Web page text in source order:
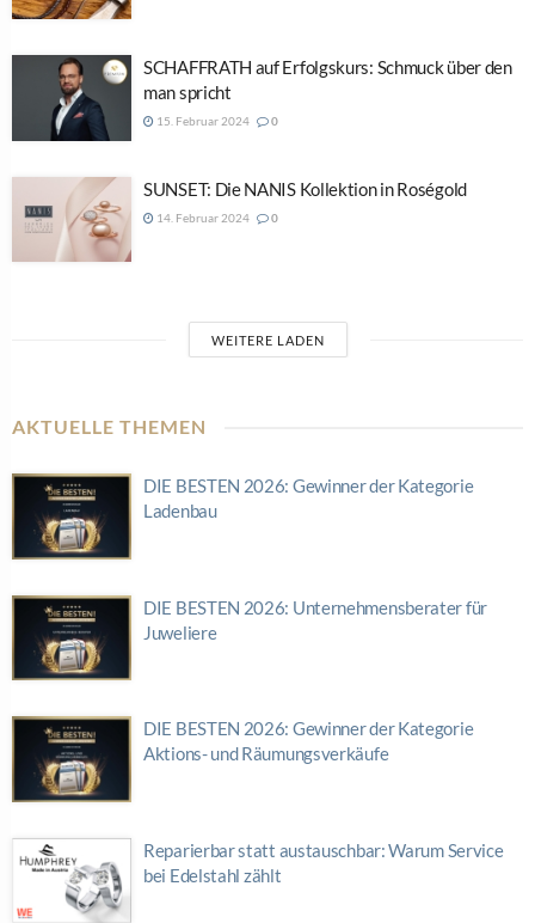
SCHAFFRATH auf Erfolgskurs: Schmuck über den
man spricht
15. Februar 2024 0
SUNSET: Die NANIS Kollektion in Roségold
14. Februar 2024 0
WEITERE LADEN
AKTUELLE THEMEN
DIE BESTEN 2026: Gewinner der Kategorie
Ladenbau
DIE BESTEN 2026: Unternehmensberater für
Juweliere
DIE BESTEN 2026: Gewinner der Kategorie
Aktions- und Räumungsverkäufe
Reparierbar statt austauschbar: Warum Service
bei Edelstahl zählt